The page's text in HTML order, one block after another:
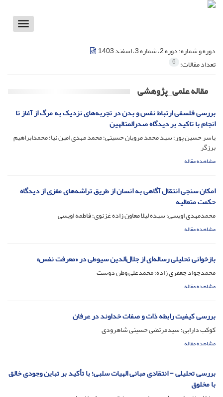
Toggle
دوره و شماره:دوره 2، شماره 3، اسفند 1403
تعداد مقالات: 6
مقاله علمی_پژوهشی
بررسی فلسفی ارتباط نفس و بدن در تجربه‌های نزدیک به مرگ از آغاز تا
انجام با تاکید بر دیدگاه صدرالمتالهین
یاسر حسین پور؛ سید محمد مرویان حسینی؛ محمد مهدی امین نیا؛ محمدابراهیم
برزگر
مشاهده مقاله
امکان سنجی انتقال آگاهی به انسان از طریق تراشه‌های مغزی از دیدگاه
حکمت متعالیه
محمدمهدی اویسی؛ سیده لیلا معاون زاده غزنوی؛ فاطمه اویسی
مشاهده مقاله
بازخوانی تحلیلی رساله‌ای از جلال‌الدین سیوطی در «معرفت نفس»
محمدجواد جعفری زاده؛ محمدعلی وطن دوست
مشاهده مقاله
بررسی کیفیت رابطه ذات و صفات خداوند در عرفان
کوکب دارابی؛ سیدمرتضی حسینی شاهرودی
مشاهده مقاله
بررسی تحلیلی - انتقادی مبانی الهیات سلبی؛ با تأکید بر تباین وجودی خالق
با مخلوق